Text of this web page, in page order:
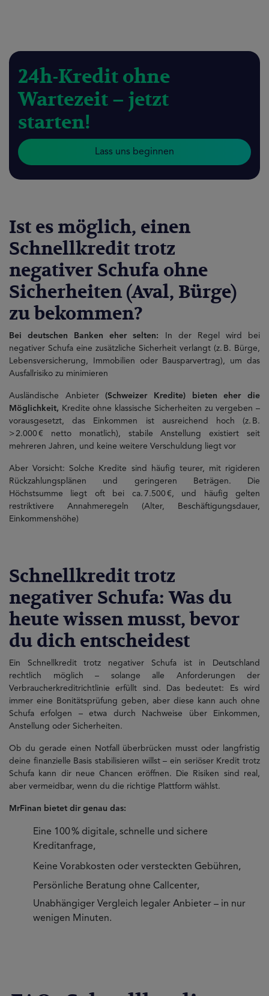
24h-Kredit ohne
Wartezeit – jetzt
starten!
Lass uns beginnen
Ist es möglich, einen
Schnellkredit trotz
negativer Schufa ohne
Sicherheiten (Aval, Bürge)
zu bekommen?
Bei deutschen Banken eher selten:
In der Regel wird bei
negativer Schufa eine zusätzliche Sicherheit verlangt (z. B. Bürge,
Lebensversicherung, Immobilien oder Bausparvertrag), um das
Ausfallrisiko zu minimieren
Ausländische Anbieter(Schweizer Kredite) bieten eher die
Möglichkeit, Kredite ohne klassische Sicherheiten zu vergeben –
vorausgesetzt, das Einkommen ist ausreichend hoch (z. B.
> 2.000 € netto monatlich), stabile Anstellung existiert seit
mehreren Jahren, und keine weitere Verschuldung liegt vor
Aber Vorsicht: Solche Kredite sind häufig teurer, mit rigideren
Rückzahlungsplänen und geringeren Beträgen. Die
Höchstsumme liegt oft bei ca. 7.500 €, und häufig gelten
restriktivere Annahmeregeln (Alter, Beschäftigungsdauer,
Einkommenshöhe)
Schnellkredit trotz
negativer Schufa: Was du
heute wissen musst, bevor
du dich entscheidest
Ein Schnellkredit trotz negativer Schufa ist in Deutschland
rechtlich möglich – solange alle Anforderungen der
Verbraucherkreditrichtlinie erfüllt sind. Das bedeutet: Es wird
immer eine Bonitätsprüfung geben, aber diese kann auch ohne
Schufa erfolgen – etwa durch Nachweise über Einkommen,
Anstellung oder Sicherheiten.
Ob du gerade einen Notfall überbrücken musst oder langfristig
deine finanzielle Basis stabilisieren willst – ein seriöser Kredit trotz
Schufa kann dir neue Chancen eröffnen. Die Risiken sind real,
aber vermeidbar, wenn du die richtige Plattform wählst.
MrFinan bietet dir genau das:
Eine 100 % digitale, schnelle und sichere
Kreditanfrage,
Keine Vorabkosten oder versteckten Gebühren,
Persönliche Beratung ohne Callcenter,
Unabhängiger Vergleich legaler Anbieter – in nur
wenigen Minuten.